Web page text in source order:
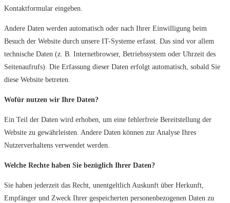
Kontaktformular eingeben.
Andere Daten werden automatisch oder nach Ihrer Einwilligung beim
Besuch der Website durch unsere IT-Systeme erfasst. Das sind vor allem
technische Daten (z. B. Internetbrowser, Betriebssystem oder Uhrzeit des
Seitenaufrufs). Die Erfassung dieser Daten erfolgt automatisch, sobald Sie
diese Website betreten.
Wofür nutzen wir Ihre Daten?
Ein Teil der Daten wird erhoben, um eine fehlerfreie Bereitstellung der
Website zu gewährleisten. Andere Daten können zur Analyse Ihres
Nutzerverhaltens verwendet werden.
Welche Rechte haben Sie bezüglich Ihrer Daten?
Sie haben jederzeit das Recht, unentgeltlich Auskunft über Herkunft,
Empfänger und Zweck Ihrer gespeicherten personenbezogenen Daten zu